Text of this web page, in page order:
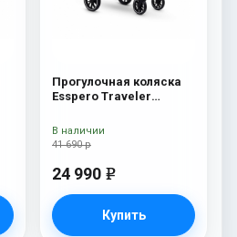
Прогулочная коляска
Esspero Traveler
41 690 р
24 990 e
Купить
В наличии